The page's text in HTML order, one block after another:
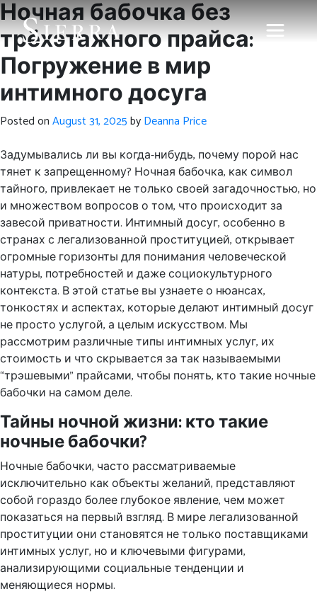
Ночная бабочка без
трёхэтажного прайса:
Погружение в мир
интимного досуга
Posted onAugust 31, 2025byDeanna Price
Задумывались ли вы когда-нибудь, почему порой нас
тянет к запрещенному? Ночная бабочка, как символ
тайного, привлекает не только своей загадочностью, но
и множеством вопросов о том, что происходит за
завесой приватности. Интимный досуг, особенно в
странах с легализованной проституцией, открывает
огромные горизонты для понимания человеческой
натуры, потребностей и даже социокультурного
контекста. В этой статье вы узнаете о нюансах,
тонкостях и аспектах, которые делают интимный досуг
не просто услугой, а целым искусством. Мы
рассмотрим различные типы интимных услуг, их
стоимость и что скрывается за так называемыми
“трэшевыми” прайсами, чтобы понять, кто такие ночные
бабочки на самом деле.
Тайны ночной жизни: кто такие
ночные бабочки?
Ночные бабочки, часто рассматриваемые
исключительно как объекты желаний, представляют
собой гораздо более глубокое явление, чем может
показаться на первый взгляд. В мире легализованной
проституции они становятся не только поставщиками
интимных услуг, но и ключевыми фигурами,
анализирующими социальные тенденции и
меняющиеся нормы.